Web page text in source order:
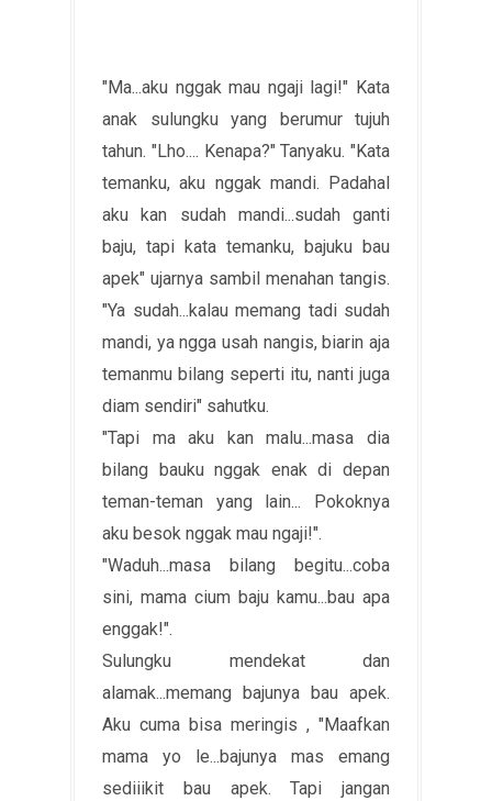
"Ma...aku nggak mau ngaji lagi!" Kata
anak sulungku yang berumur tujuh
tahun. "Lho.... Kenapa?" Tanyaku. "Kata
temanku, aku nggak mandi. Padahal
aku kan sudah mandi...sudah ganti
baju, tapi kata temanku, bajuku bau
apek" ujarnya sambil menahan tangis.
"Ya sudah...kalau memang tadi sudah
mandi, ya ngga usah nangis, biarin aja
temanmu bilang seperti itu, nanti juga
diam sendiri" sahutku.
"Tapi ma aku kan malu...masa dia
bilang bauku nggak enak di depan
teman-teman yang lain... Pokoknya
aku besok nggak mau ngaji!".
"Waduh...masa bilang begitu...coba
sini, mama cium baju kamu...bau apa
enggak!".
Sulungku mendekat dan
alamak...memang bajunya bau apek.
Aku cuma bisa meringis , "Maafkan
mama yo le...bajunya mas emang
sediiikit bau apek. Tapi jangan